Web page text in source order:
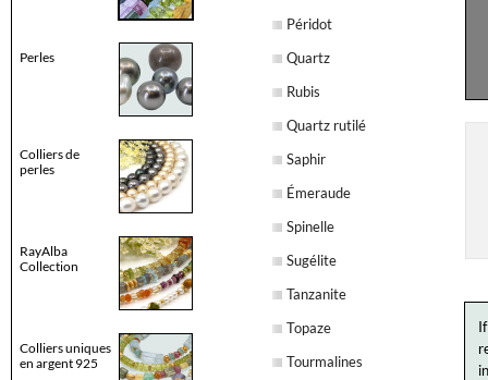
Perles
Colliers de
perles
RayAlba
Collection
Colliers uniques
en argent 925
Péridot
Quartz
Rubis
Quartz rutilé
Saphir
Émeraude
Spinelle
Sugélite
Tanzanite
Topaze
Tourmalines